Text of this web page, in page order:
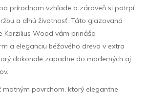
prírodnom vzhľade a zároveň si potrpí
a dlhú životnosť. Táto glazovaná
Korzilius Wood vám prináša
a eleganciu béžového dreva v extra
dokonale zapadne do moderných aj
matným povrchom, ktorý elegantne